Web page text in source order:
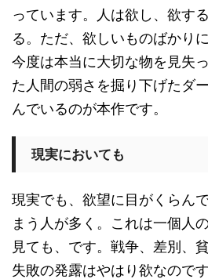
っています。人は欲し、欲す
る。ただ、欲しいものばかり
今度は本当に大切な物を見失
た人間の弱さを掘り下げたダ
んでいるのが本作です。
現実においても
現実でも、欲望に目がくらん
まう人が多く。これは一個人
見ても、です。戦争、差別、
失敗の発露はやはり欲なので